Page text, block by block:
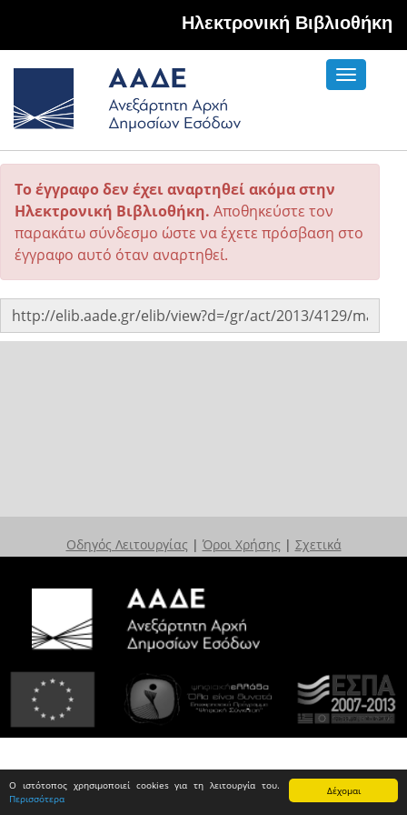
Δέχομαι
Ο ιστότοπος χρησιμοποιεί cookies για τη λειτουργία του.
Περισσότερα
Hλεκτρονική Βιβλιοθήκη
Toggle
Το έγγραφο δεν έχει αναρτηθεί ακόμα στην
Ηλεκτρονική Βιβλιοθήκη. Αποθηκεύστε τον
παρακάτω σύνδεσμο ώστε να έχετε πρόσβαση στο
έγγραφο αυτό όταν αναρτηθεί.
Οδηγός Λειτουργίας | Όροι Χρήσης | Σχετικά